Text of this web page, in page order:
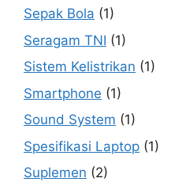
Sepak Bola (1)
Seragam TNI (1)
Sistem Kelistrikan (1)
Smartphone (1)
Sound System (1)
Spesifikasi Laptop (1)
Suplemen (2)